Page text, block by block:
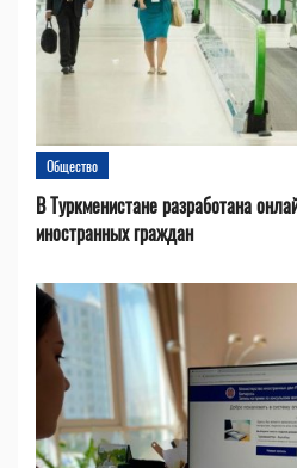
Общество
В Туркменистане разработана
иностранных граждан